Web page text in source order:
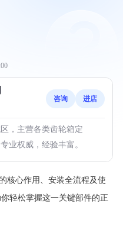
咨询 进店
，主营各类齿轮箱定
业权威，经验丰富。
核心作用、安装全流程及使
轻松掌握这一关键部件的正